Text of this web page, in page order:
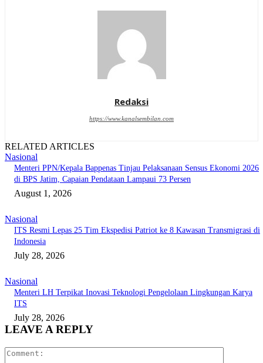
Redaksi
https://www.kanalsembilan.com
RELATED ARTICLES
Nasional
Menteri PPN/Kepala Bappenas Tinjau Pelaksanaan Sensus Ekonomi 2026
di BPS Jatim, Capaian Pendataan Lampaui 73 Persen
August 1, 2026
Nasional
ITS Resmi Lepas 25 Tim Ekspedisi Patriot ke 8 Kawasan Transmigrasi di
Indonesia
July 28, 2026
Nasional
Menteri LH Terpikat Inovasi Teknologi Pengelolaan Lingkungan Karya
ITS
July 28, 2026
LEAVE A REPLY